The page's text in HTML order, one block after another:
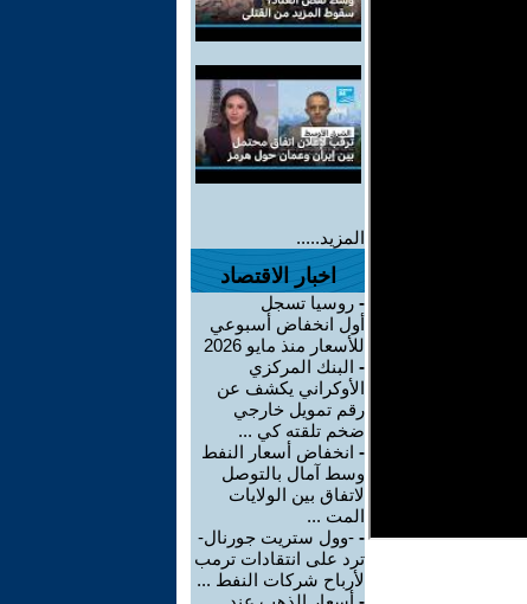
المزيد.....
اخبار الاقتصاد
- روسيا تسجل
أول انخفاض أسبوعي
للأسعار منذ مايو 2026
- البنك المركزي
الأوكراني يكشف عن
رقم تمويل خارجي
ضخم تلقته كي ...
- انخفاض أسعار النفط
وسط آمال بالتوصل
لاتفاق بين الولايات
المت ...
- -وول ستريت جورنال-
ترد على انتقادات ترمب
لأرباح شركات النفط ...